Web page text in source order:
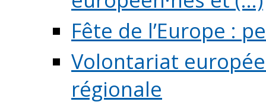
Fête de l’Europe :
Volontariat
régionale